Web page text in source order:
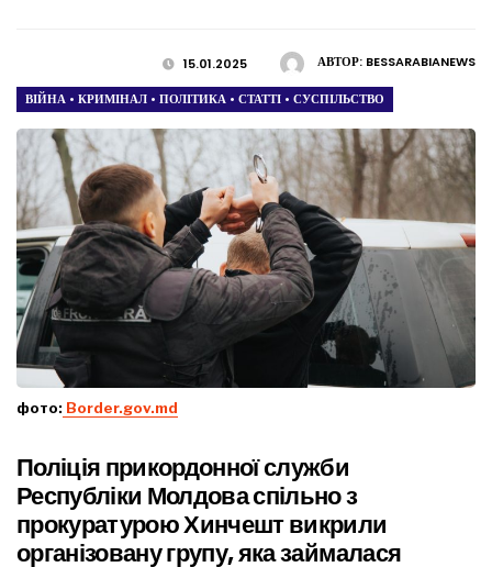
АВТОР: BESSARABIANEWS
15.01.2025
ВІЙНА • КРИМІНАЛ • ПОЛІТИКА • СТАТТІ • СУСПІЛЬСТВО
фото: Вorder.gov.md
Поліція прикордонної служби
Республіки Молдова спільно з
прокуратурою Хинчешт викрили
організовану групу, яка займалася